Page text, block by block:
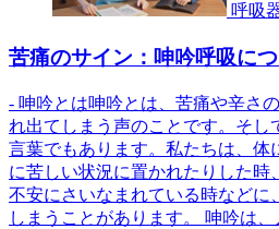
呼吸
苦痛のサイン：呻吟呼吸に
- 呻吟とは呻吟とは、苦痛や辛さ
れ出てしまう声のことです。そし
言葉でもあります。私たちは、体
に苦しい状況に置かれたりした時
不安にさいなまれている時などに
しまうことがあります。 呻吟は